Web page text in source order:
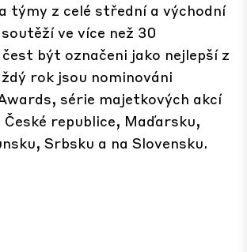
týmy z celé střední a východní
ve více než 30
být označeni jako nejlepší z
rok jsou nominováni
série majetkových akcí
republice, Maďarsku,
Srbsku a na Slovensku.